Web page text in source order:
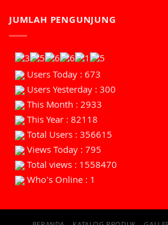
JUMLAH PENGUNJUNG
Users Today : 673
Users Yesterday : 300
This Month : 2933
This Year : 82118
Total Users : 356615
Views Today : 795
Total views : 1558470
Who's Online : 1